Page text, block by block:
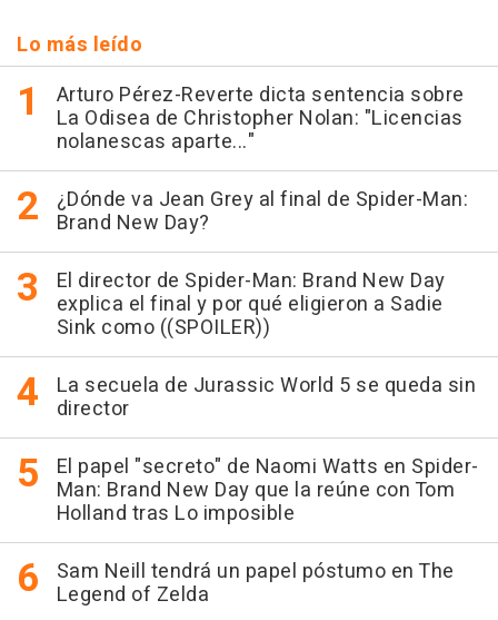
Lo más leído
Arturo Pérez-Reverte dicta sentencia sobre
La Odisea de Christopher Nolan: "Licencias
nolanescas aparte..."
¿Dónde va Jean Grey al final de Spider-Man:
Brand New Day?
El director de Spider-Man: Brand New Day
explica el final y por qué eligieron a Sadie
Sink como ((SPOILER))
La secuela de Jurassic World 5 se queda sin
director
El papel "secreto" de Naomi Watts en Spider-
Man: Brand New Day que la reúne con Tom
Holland tras Lo imposible
Sam Neill tendrá un papel póstumo en The
Legend of Zelda